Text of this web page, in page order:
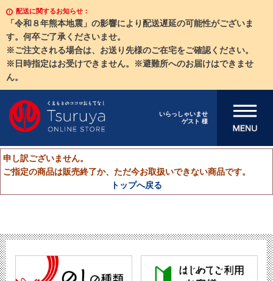
配送に関するお知らせ：
「令和８年熊本地震」の影響により配送遅延の可能性がございま
す。何卒ご了承くださいませ。
※ご注文される場合は、お送り先様のご在宅をご確認ください。
※日時指定はお受けできません。※避難所へのお届けはできませ
ん。
いらっしゃいませ
ゲスト 様
メニューを開
申し訳ございません。
ご指定の商品は販売終了か、ただ今お取扱いできない商品です。
トップへ戻る